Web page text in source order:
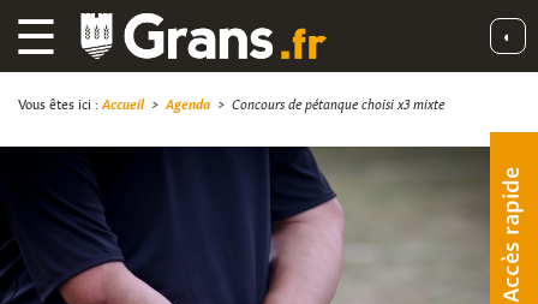
☰ ◐
Accès rapide
Vous êtes ici : Accueil> Agenda > Concours de pétanque choisi x3 mixte